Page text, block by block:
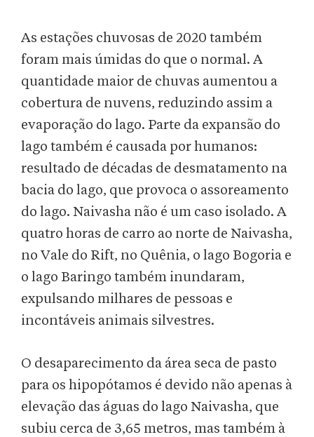
As estações chuvosas de 2020 também
foram mais úmidas do que o normal. A
quantidade maior de chuvas aumentou a
cobertura de nuvens, reduzindo assim a
evaporação do lago. Parte da expansão do
lago também é causada por humanos:
resultado de décadas de desmatamento na
bacia do lago, que provoca o assoreamento
do lago. Naivasha não é um caso isolado. A
quatro horas de carro ao norte de Naivasha,
no Vale do Rift, no Quênia, o lago Bogoria e
o lago Baringo também inundaram,
expulsando milhares de pessoas e
incontáveis animais silvestres.
O desaparecimento da área seca de pasto
para os hipopótamos é devido não apenas à
elevação das águas do lago Naivasha, que
subiu cerca de 3,65 metros, mas também à